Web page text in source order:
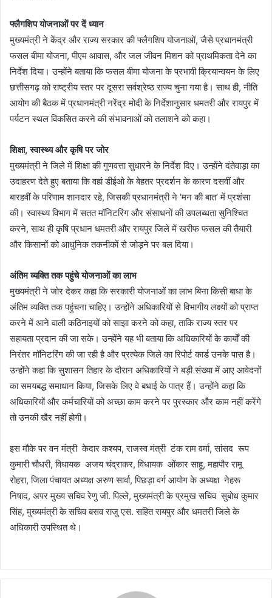
फ्लैगशिप योजनाओं पर दें ध्यान
मुख्यमंत्री ने केंद्र और राज्य सरकार की फ्लैगशिप योजनाओं, जैसे प्रधानमंत्री
फसल बीमा योजना, पीएम आवास, और जल जीवन मिशन को प्राथमिकता देने का
निर्देश दिया। उन्होंने बताया कि फसल बीमा योजना के प्रभावी क्रियान्वयन के लिए
छत्तीसगढ़ को राष्ट्रीय स्तर पर दूसरा सर्वश्रेष्ठ राज्य चुना गया है। साथ ही, नीति
आयोग की बैठक में प्रधानमंत्री नरेंद्र मोदी के निर्देशानुसार धमतरी और रायपुर में
पर्यटन स्थल विकसित करने की संभावनाओं को तलाशने को कहा।
शिक्षा, स्वास्थ्य और कृषि पर जोर
मुख्यमंत्री ने जिले में शिक्षा की गुणवत्ता सुधारने के निर्देश दिए। उन्होंने दंतेवाड़ा का
उदाहरण देते हुए बताया कि वहां डीईओ के बेहतर प्रदर्शन के कारण दसवीं और
बारहवीं के परिणाम शानदार रहे, जिसकी प्रधानमंत्री ने ‘मन की बात’ में प्रशंसा
की। स्वास्थ्य विभाग में सतत मॉनिटरिंग और संसाधनों की उपलब्धता सुनिश्चित
करने, साथ ही कृषि प्रधान धमतरी और रायपुर जिले में खरीफ फसल की तैयारी
और किसानों को आधुनिक तकनीकों से जोड़ने पर बल दिया।
अंतिम व्यक्ति तक पहुंचे योजनाओं का लाभ
मुख्यमंत्री ने जोर देकर कहा कि सरकारी योजनाओं का लाभ बिना किसी बाधा के
अंतिम व्यक्ति तक पहुंचना चाहिए। उन्होंने अधिकारियों से विभागीय लक्ष्यों को प्राप्त
करने में आने वाली कठिनाइयों को साझा करने को कहा, ताकि राज्य स्तर पर
सहायता प्रदान की जा सके। उन्होंने यह भी बताया कि अधिकारियों के कार्यों की
निरंतर मॉनिटरिंग की जा रही है और प्रत्येक जिले का रिपोर्ट कार्ड उनके पास है।
उन्होंने कहा कि सुशासन तिहार के दौरान अधिकारियों ने बड़ी संख्या में आए आवेदनों
का समयबद्ध समाधान किया, जिसके लिए वे बधाई के पात्र हैं। उन्होंने कहा कि
अधिकारियों और कर्मचारियों को अच्छा काम करने पर पुरस्कार और काम नहीं करेंगे
तो उनकी खैर नहीं होगी।
इस मौके पर वन मंत्री केदार कश्यप, राजस्व मंत्री टंक राम वर्मा, सांसद रूप
कुमारी चौधरी, विधायक अजय चंद्राकर, विधायक ओंकार साहू, महापौर रामू
रोहरा, जिला पंचायत अध्यक्ष अरुण सार्वा, पिछड़ा वर्ग आयोग के अध्यक्ष नेहरू
निषाद, अपर मुख्य सचिव रेणु जी. पिल्ले, मुख्यमंत्री के प्रमुख सचिव सुबोध कुमार
सिंह, मुख्यमंत्री के सचिव बसव राजु एस. सहित रायपुर और धमतरी जिले के
अधिकारी उपस्थित थे।